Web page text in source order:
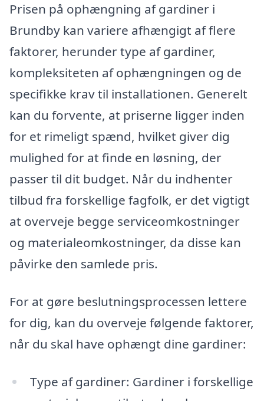
Prisen på ophængning af gardiner i
Brundby kan variere afhængigt af flere
faktorer, herunder type af gardiner,
kompleksiteten af ophængningen og de
specifikke krav til installationen. Generelt
kan du forvente, at priserne ligger inden
for et rimeligt spænd, hvilket giver dig
mulighed for at finde en løsning, der
passer til dit budget. Når du indhenter
tilbud fra forskellige fagfolk, er det vigtigt
at overveje begge serviceomkostninger
og materialeomkostninger, da disse kan
påvirke den samlede pris.
For at gøre beslutningsprocessen lettere
for dig, kan du overveje følgende faktorer,
når du skal have ophængt dine gardiner:
Type af gardiner: Gardiner i forskellige